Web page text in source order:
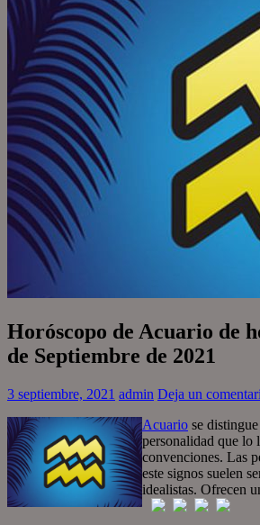
Horóscopo de Acuario de
de Septiembre de 2021
3 septiembre, 2021 admin Deja un
Acuario se
personalidad que lo
convenciones. Las
este signos suelen
idealistas. Ofrecen